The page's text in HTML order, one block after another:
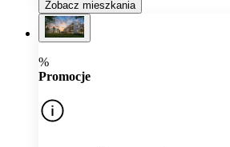
Zobacz mieszkania
%
Promocje